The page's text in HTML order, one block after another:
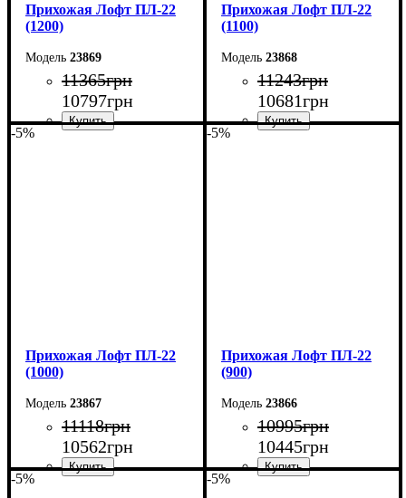
Прихожая Лофт ПЛ-22
(1200)
23869
11365грн
10797грн
Прихожая Лофт ПЛ-22
(1100)
23868
11243грн
10681грн
-5%
Прихожая Лофт ПЛ-22
(1000)
23867
11118грн
10562грн
-5%
Прихожая Лофт ПЛ-22
(900)
23866
10995грн
10445грн
-5% -5%